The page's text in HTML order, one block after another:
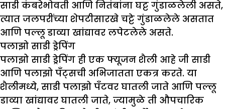
साडी कंबरेभोवती आणि नितंबांना घट्ट गुंडाळलेली असते,
त्यात जलपरींच्या शेपटीसारखे चट्टे गुंडाळलेले असतात
आणि पल्लू डाव्या खांद्यावर लपेटलेले असते.
पलाझो साडी ड्रेपिंग
पलाझो साडी ड्रेपिंग ही एक फ्यूजन शैली आहे जी साडी
आणि पलाझो पँट्सची अभिजातता एकत्र करते. या
शैलीमध्ये, साडी पलाझो पँटवर घातली जाते आणि पल्लू
डाव्या खांद्यावर घातली जाते, ज्यामुळे ती औपचारिक